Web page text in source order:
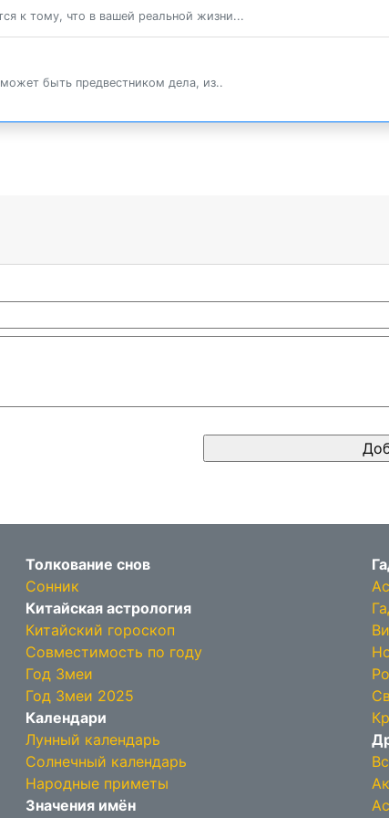
к тому, что в вашей реальной жизни...
быть предвестником дела, из..
Толкование снов
Сонник
Китайская астрология
Китайский гороскоп
Совместимость по году
Год Змеи
Год Змеи 2025
Календари
Лунный календарь
Солнечный календарь
Народные приметы
Значения имён